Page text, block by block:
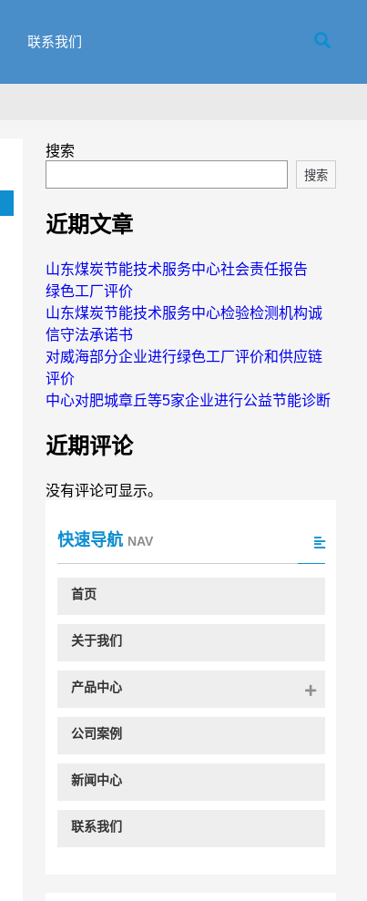
联系我们
搜索
搜索
近期文章
山东煤炭节能技术服务中心社会责任报告
绿色工厂评价
山东煤炭节能技术服务中心检验检测机构诚
信守法承诺书
对威海部分企业进行绿色工厂评价和供应链
评价
中心对肥城章丘等5家企业进行公益节能诊断
近期评论
没有评论可显示。
快速导航 NAV
首页
关于我们
产品中心
公司案例
新闻中心
联系我们